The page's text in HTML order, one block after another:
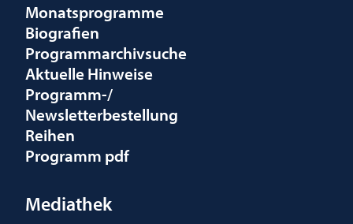
Monatsprogramme
Biografien
Programmarchivsuche
Aktuelle Hinweise
Programm-/
Newsletterbestellung
Reihen
Programm pdf
Mediathek